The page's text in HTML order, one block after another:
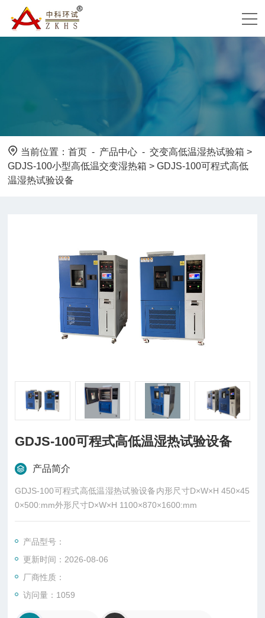
当前位置：首页 - 产品中心 -交变高低温湿热试验箱 >
GDJS-100小型高低温交变湿热箱 > GDJS-100可程式高低
温湿热试验设备
GDJS-100可程式高低温湿热试验设备
产品简介
GDJS-100可程式高低温湿热试验设备内形尺寸D×W×H 450×45
0×500:mm外形尺寸D×W×H 1100×870×1600:mm
产品型号：
更新时间：2026-08-06
厂商性质：
访问量：1059